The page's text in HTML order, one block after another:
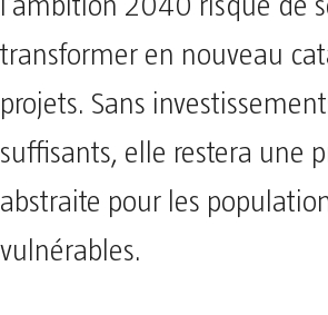
l’ambition 2040 risque de
transformer en nouveau
projets. Sans
suffisants, elle restera une
abstraite pour les
vulnérables.